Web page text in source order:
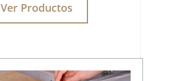
Ver Productos